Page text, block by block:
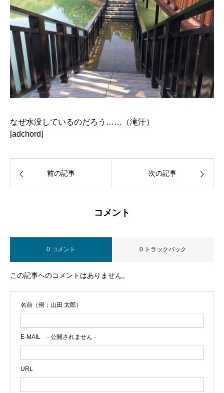
なぜ水没しているのだろう……（滝汗）
[adchord]
前の記事 次の記事
コメント
0 コメント 0 トラックバック
この記事へのコメントはありません。
名前（例：山田 太郎）
E-MAIL - 公開されません -
URL